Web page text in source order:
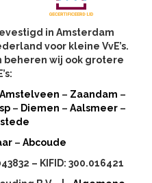
in Amsterdam
voor kleine VvE’s.
beheren wij ook grotere
Amstelveen – Zaandam –
– Diemen – Aalsmeer–
– Abcoude
– KIFID: 300.016421